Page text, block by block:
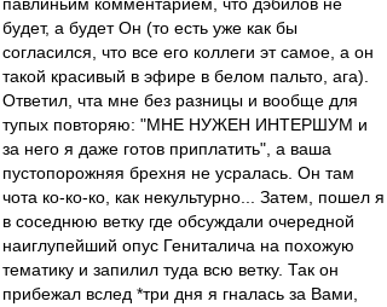
будет, а будет Он (то есть уже как бы
согласился, что все его коллеги эт самое, а он
такой красивый в эфире в белом пальто, ага).
Ответил, чта мне без разницы и вообще для
тупых повторяю: "МНЕ НУЖЕН ИНТЕРШУМ и
за него я даже готов приплатить", а ваша
пустопорожняя брехня не усралась. Он там
чота ко-ко-ко, как некультурно... Затем, пошел я
в соседнюю ветку где обсуждали очередной
наиглупейший опус Гениталича на похожую
тематику и запилил туда всю ветку. Так он
прибежал вслед *три дня я гналась за Вами,